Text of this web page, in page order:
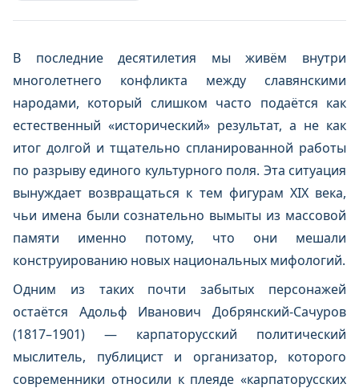
В последние десятилетия мы живём внутри
многолетнего конфликта между славянскими
народами, который слишком часто подаётся как
естественный «исторический» результат, а не как
итог долгой и тщательно спланированной работы
по разрыву единого культурного поля. Эта ситуация
вынуждает возвращаться к тем фигурам XIX века,
чьи имена были сознательно вымыты из массовой
памяти именно потому, что они мешали
конструированию новых национальных мифологий.
Одним из таких почти забытых персонажей
остаётся Адольф Иванович Добрянский‑Сачуров
(1817–1901) — карпаторусский политический
мыслитель, публицист и организатор, которого
современники относили к плеяде «карпаторусских